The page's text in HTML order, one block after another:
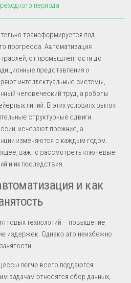
периода
трансформируется под
прогресса. Автоматизация
от промышленности до
представления о
интеллектуальные системы,
человеческий труд, а роботы
линий. В этих условиях рынок
структурные сдвиги.
исчезают прежние, а
изменяются с каждым годом.
важно рассмотреть ключевые
и их последствия.
и как
новых технологий — повышение
издержек. Однако это неизбежно
легче всего поддаются
задачам относятся сбор данных,